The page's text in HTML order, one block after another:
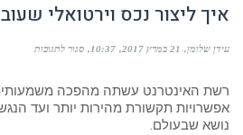
איך ליצור נכס וירטואלי
עידן שלומן 21 במרץ 2017 10:37 סגור לתגובות
נכס
וירטואלי
רשת האינטרנט עשתה מהפכה
אפשרויות תקשורת מהירות יותר ועד
נושא שבעולם.